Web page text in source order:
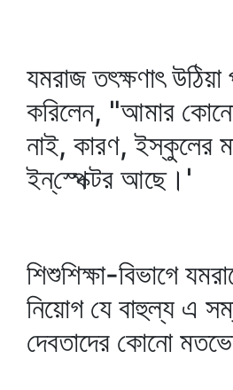
যমরাজ তৎক্ষণাৎ উঠিয়া
করিলেন, "আমার
নাই, কারণ, ইস্কুলের
ইন্‌স্পেক্টর আছে।'
শিশুশিক্ষা-বিভাগে
নিয়োগ যে বাহুল্য এ
দেবতাদের কোনো